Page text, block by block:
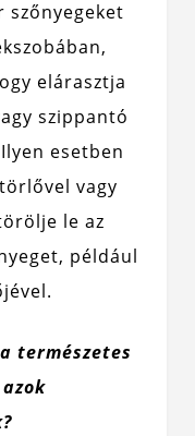
szőnyegeket
elárasztja
szippantó
esetben
vagy
le az
például
természetes